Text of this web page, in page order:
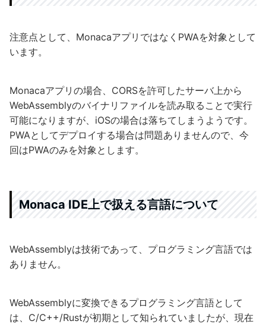
注意点として、MonacaアプリではなくPWAを対象として
います。
Monacaアプリの場合、CORSを許可したサーバ上から
WebAssemblyのバイナリファイルを読み取ることで実行
可能になりますが、iOSの場合は落ちてしまうようです。
PWAとしてデプロイする場合は問題ありませんので、今
回はPWAのみを対象とします。
Monaca IDE上で扱える言語について
WebAssemblyは技術であって、プログラミング言語では
ありません。
WebAssemblyに変換できるプログラミング言語として
は、C/C++/Rustが初期として知られていましたが、現在